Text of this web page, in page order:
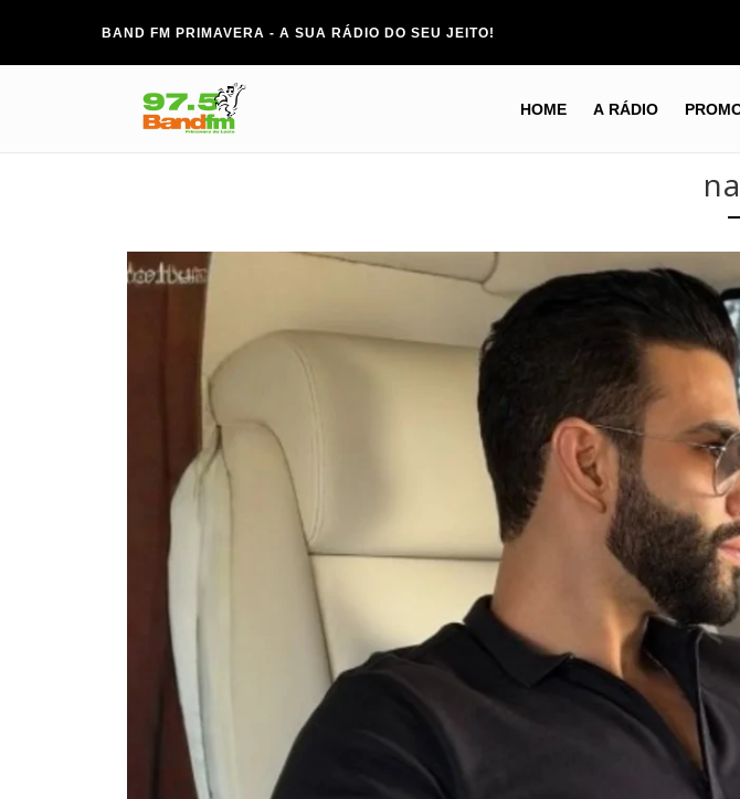
BAND FM PRIMAVERA - A SUA RÁDIO DO SEU JEITO!
HOME A RÁDIO